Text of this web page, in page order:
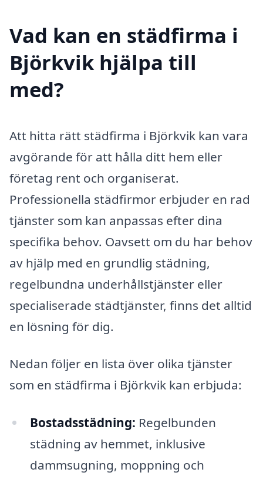
Vad kan en städfirma i
Björkvik hjälpa till
med?
Att hitta rätt städfirma i Björkvik kan vara
avgörande för att hålla ditt hem eller
företag rent och organiserat.
Professionella städfirmor erbjuder en rad
tjänster som kan anpassas efter dina
specifika behov. Oavsett om du har behov
av hjälp med en grundlig städning,
regelbundna underhållstjänster eller
specialiserade städtjänster, finns det alltid
en lösning för dig.
Nedan följer en lista över olika tjänster
som en städfirma i Björkvik kan erbjuda:
Bostadsstädning: Regelbunden
städning av hemmet, inklusive
dammsugning, moppning och